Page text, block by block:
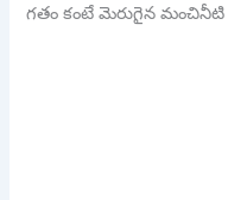
గతం కంటే మెరుగైన